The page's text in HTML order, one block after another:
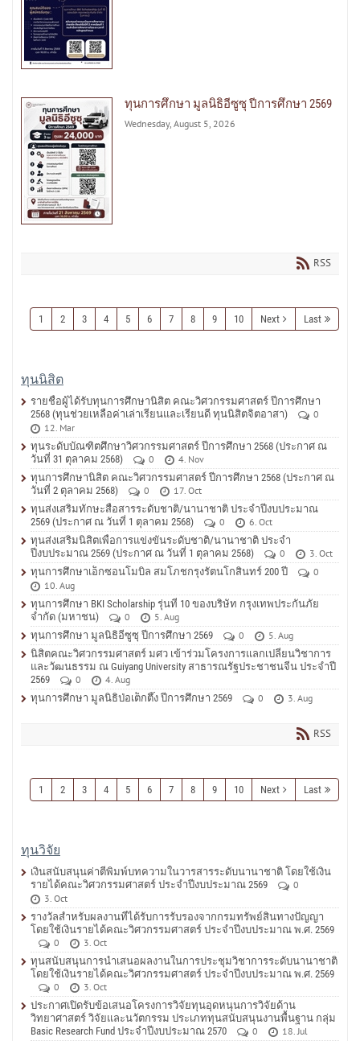
ทุนการศึกษา มูลนิธิอีซูซุ ปีการศึกษา 2569
Wednesday, August 5, 2026
RSS
1 2 3 4 5 6 7 8 9 10 Next Last
ทุนนิสิต
รายชื่อผู้ได้รับทุนการศึกษานิสิต คณะวิศวกรรมศาสตร์ ปีการศึกษา
2568 (ทุนช่วยเหลือค่าเล่าเรียนและเรียนดี ทุนนิสิตจิตอาสา)
0
12. Mar
ทุนระดับบัณฑิตศึกษาวิศวกรรมศาสตร์ ปีการศึกษา 2568 (ประกาศ ณ
วันที่ 31 ตุลาคม 2568)
0
4. Nov
ทุนการศึกษานิสิต คณะวิศวกรรมศาสตร์ ปีการศึกษา 2568 (ประกาศ ณ
วันที่ 2 ตุลาคม 2568)
0
17. Oct
ทุนส่งเสริมทักษะสื่อสารระดับชาติ/นานาชาติ ประจำปีงบประมาณ
2569 (ประกาศ ณ วันที่ 1 ตุลาคม 2568)
0
6. Oct
ทุนส่งเสริมนิสิตเพื่อการแข่งขันระดับชาติ/นานาชาติ ประจำ
ปีงบประมาณ 2569 (ประกาศ ณ วันที่ 1 ตุลาคม 2568)
0
3. Oct
ทุนการศึกษาเอ็กซอนโมบิล สมโภชกรุงรัตนโกสินทร์ 200 ปี
0
10. Aug
ทุนการศึกษา BKI Scholarship รุ่นที่ 10 ของบริษัท กรุงเทพประกันภัย
จำกัด (มหาชน)
0
5. Aug
ทุนการศึกษา มูลนิธิอีซูซุ ปีการศึกษา 2569
0
5. Aug
นิสิตคณะวิศวกรรมศาสตร์ มศว เข้าร่วมโครงการแลกเปลี่ยนวิชาการ
และวัฒนธรรม ณ Guiyang University สาธารณรัฐประชาชนจีน ประจำปี
2569
0
4. Aug
ทุนการศึกษา มูลนิธิป่อเต็กตึ๊ง ปีการศึกษา 2569
0 3. Aug
RSS
1 2 3 4 5 6 7 8 9 10 Next Last
ทุนวิจัย
เงินสนับสนุนค่าตีพิมพ์บทความในวารสารระดับนานาชาติ โดยใช้เงิน
รายได้คณะวิศวกรรมศาสตร์ ประจำปีงบประมาณ 2569
0
3. Oct
รางวัลสำหรับผลงานที่ได้รับการรับรองจากกรมทรัพย์สินทางปัญญา
โดยใช้เงินรายได้คณะวิศวกรรมศาสตร์ ประจำปีงบประมาณ พ.ศ. 2569
0
3. Oct
ทุนสนับสนุนการนำเสนอผลงานในการประชุมวิชาการระดับนานาชาติ
โดยใช้เงินรายได้คณะวิศวกรรมศาสตร์ ประจำปีงบประมาณ พ.ศ. 2569
0
3. Oct
ประกาศเปิดรับข้อเสนอโครงการวิจัยทุนอุดหนุนการวิจัยด้าน
วิทยาศาสตร์ วิจัยและนวัตกรรม ประเภททุนสนับสนุนงานพื้นฐาน กลุ่ม
Basic Research Fund ประจำปีงบประมาณ 2570
0
18. Jul